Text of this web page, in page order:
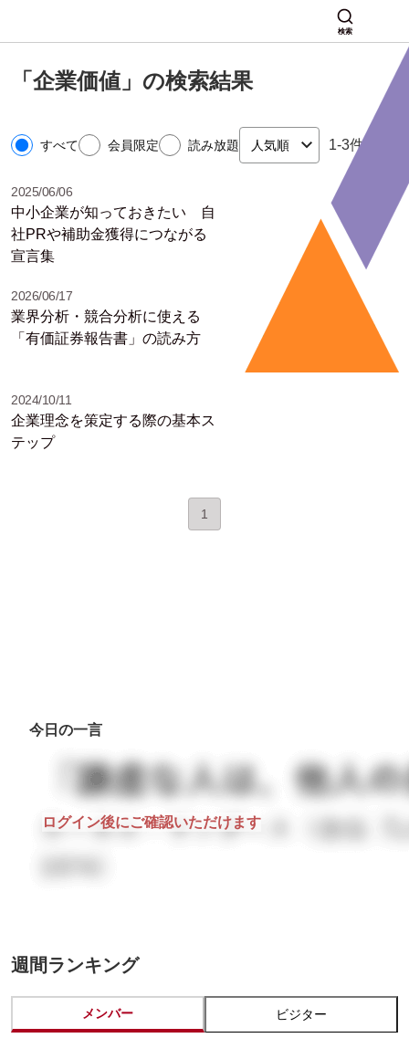
検索
「企業価値」の検索結果
すべて 会員限定 読み放題 1-3件 / 3件
2025/06/06
中小企業が知っておきたい 自
社PRや補助金獲得につながる
宣言集
2026/06/17
業界分析・競合分析に使える
「有価証券報告書」の読み方
2024/10/11
企業理念を策定する際の基本ス
テップ
1
今日の一言
ログイン後にご確認いただけます
週間ランキング
メンバー ビジター